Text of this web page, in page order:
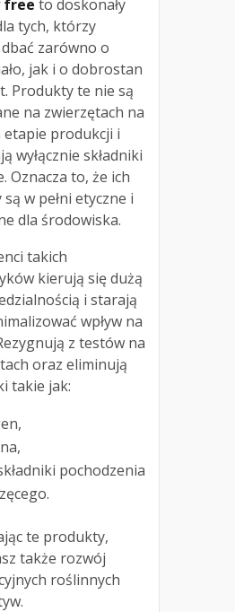
free to doskonały
tych, którzy
zarówno o
jak i o dobrostan
Produkty te nie są
na zwierzętach na
etapie produkcji i
wyłącznie składniki
Oznacza to, że ich
w pełni etyczne i
dla środowiska.
takich
kierują się dużą
i starają
wpływ na
z testów na
oraz eliminują
takie jak:
pochodzenia
te produkty,
także rozwój
roślinnych